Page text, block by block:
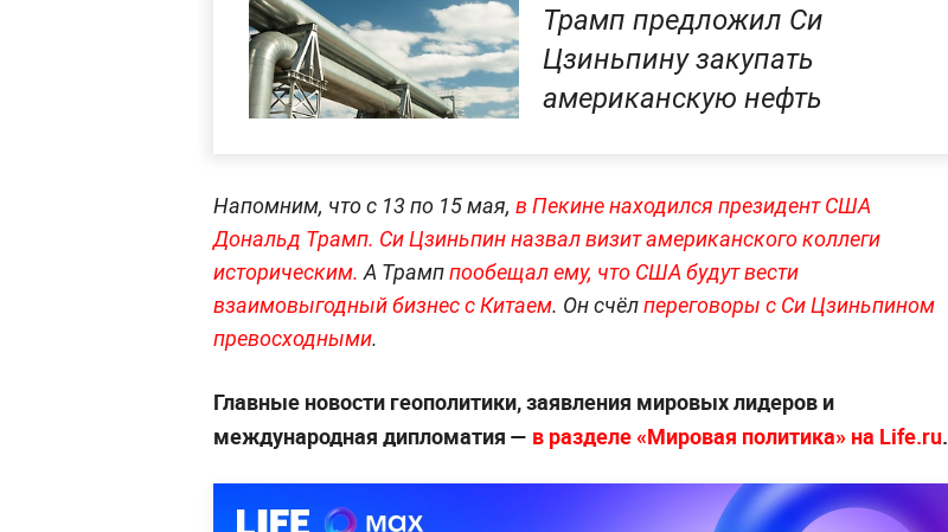
Трамп предложил Си
Цзиньпину закупать
американскую нефть
Напомним, что с 13 по 15 мая, в Пекине находился президент США
Дональд Трамп. Си Цзиньпин назвал визит американского коллеги
историческим.А Трамппообещал ему, что США будут вести
взаимовыгодный бизнес с Китаем. Он счёлпереговоры с Си Цзиньпином
превосходными.
Главные новости геополитики, заявления мировых лидеров и
международная дипломатия — в разделе «Мировая политика» на Life.ru.